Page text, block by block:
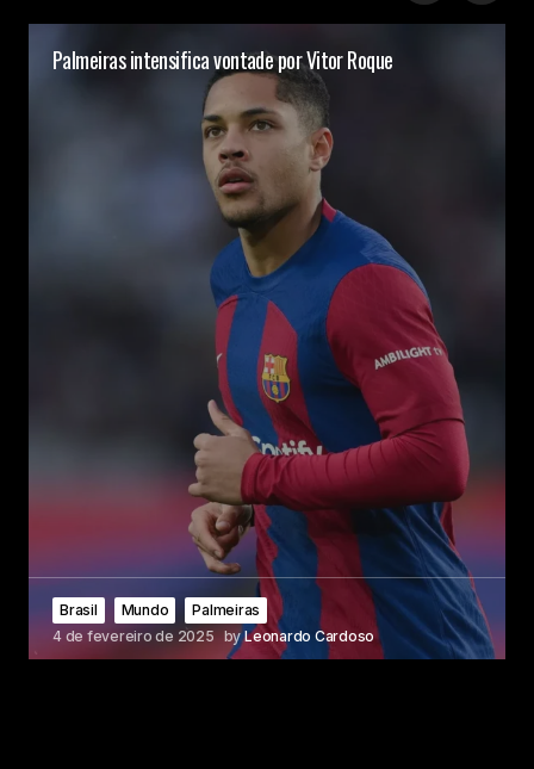
Palmeiras intensifica vontade por Vitor Roque
Brasil Mundo
Palmeiras
4 de fevereiro de 2025 byLeonardo Cardoso